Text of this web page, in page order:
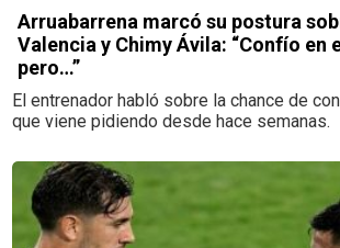
Arruabarrena marcó su postura
Valencia y Chimy Ávila: “Confío en
pero…”
El entrenador habló sobre la chance de
que viene pidiendo desde hace semanas.